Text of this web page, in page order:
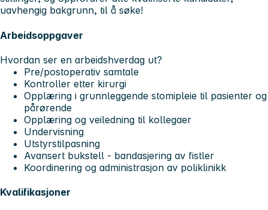
uavhengig bakgrunn, til å søke!
Arbeidsoppgaver
Hvordan ser en arbeidshverdag ut?
Pre/postoperativ samtale
Kontroller etter kirurgi
Opplæring i grunnleggende stomipleie til pasienter og
pårørende
Opplæring og veiledning til kollegaer
Undervisning
Utstyrstilpasning
Avansert bukstell - bandasjering av fistler
Koordinering og administrasjon av poliklinikk
Kvalifikasjoner